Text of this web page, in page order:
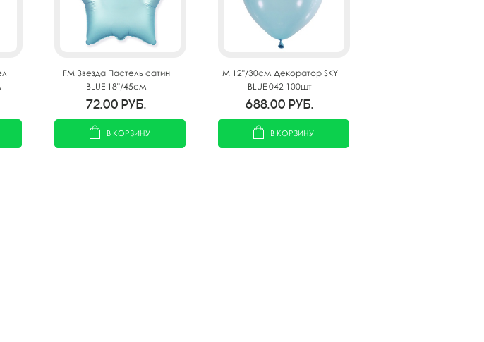
FM Звезда Пастель сатин
BLUE 18"/45см
72.00 руб.
В КОРЗИНУ
M 12"/30см Декоратор SKY
BLUE 042 100шт
688.00 руб.
В КОРЗИНУ